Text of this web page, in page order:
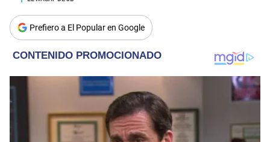
Prefiero a El Popular en Google